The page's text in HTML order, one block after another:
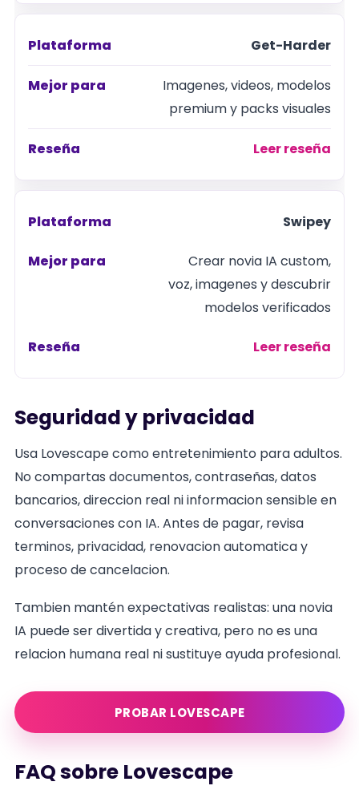
Get-Harder
Imagenes, videos, modelos
premium y packs visuales
Leer reseña
Swipey
Crear novia IA custom,
voz, imagenes y descubrir
modelos verificados
Leer reseña
Seguridad y privacidad
Usa Lovescape como entretenimiento para adultos.
No compartas documentos, contraseñas, datos
bancarios, direccion real ni informacion sensible en
conversaciones con IA. Antes de pagar, revisa
terminos, privacidad, renovacion automatica y
proceso de cancelacion.
Tambien mantén expectativas realistas: una novia
IA puede ser divertida y creativa, pero no es una
relacion humana real ni sustituye ayuda profesional.
PROBAR LOVESCAPE
FAQ sobre Lovescape